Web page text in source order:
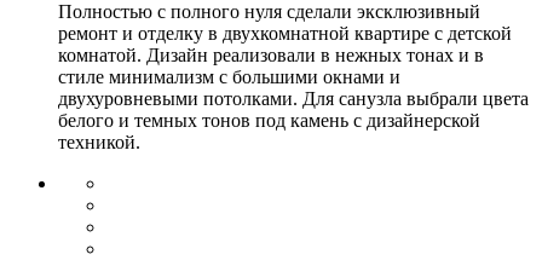
Полностью с полного нуля сделали эксклюзивный
ремонт и отделку в двухкомнатной квартире с детской
комнатой. Дизайн реализовали в нежных тонах и в
стиле минимализм с большими окнами и
двухуровневыми потолками. Для санузла выбрали цвета
белого и темных тонов под камень с дизайнерской
техникой.